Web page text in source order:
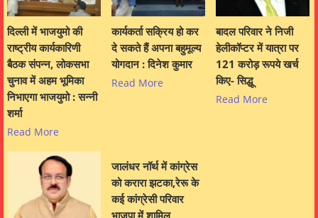
दिल्ली में भाजयुमो की
राष्ट्रीय कार्यकारिणी
बैठक संपन्न, लोकसभा
चुनाव में अहम भूमिका
निभाएगा भाजयुमो : सन्नी
शर्मा
Read More
कार्यकर्ता सक्रिय हो कर
दे सकते हैं अपना बहुमूल्य
योगदान : दिनेश कुमार
Read More
बादल परिवार ने निजी
हेलीकॉप्टर में यात्रा पर
121 करोड़ रूपये खर्च
किए- सिद्धू
Read More
जालंधर नॉर्थ में कांग्रेस
को करारा झटका,रेरू के
कई कांग्रेसी परिवार